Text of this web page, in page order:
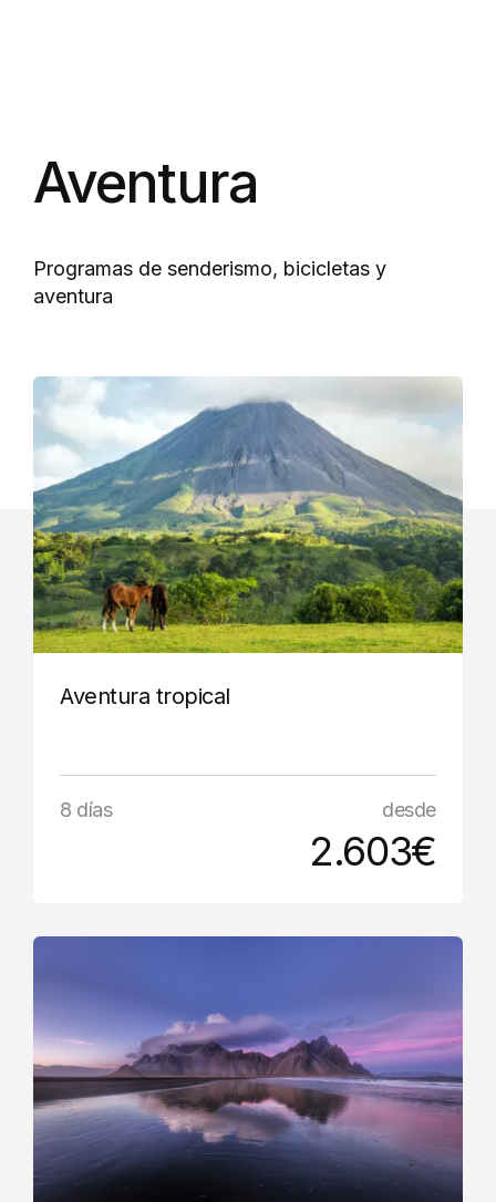
Aventura
Programas de senderismo, bicicletas y
aventura
Aventura tropical
8 días desde
2.603€